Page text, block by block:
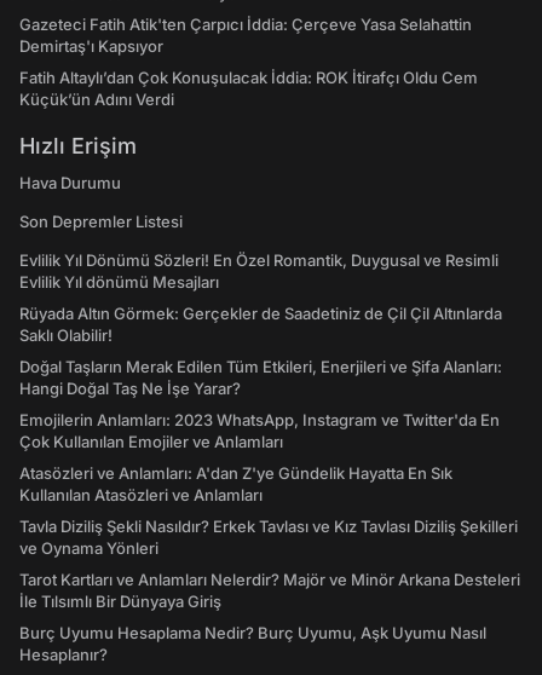
Gazeteci Fatih Atik'ten Çarpıcı İddia: Çerçeve Yasa Selahattin
Demirtaş'ı Kapsıyor
Fatih Altaylı’dan Çok Konuşulacak İddia: ROK İtirafçı Oldu Cem
Küçük’ün Adını Verdi
Hızlı Erişim
Hava Durumu
Son Depremler Listesi
Evlilik Yıl Dönümü Sözleri! En Özel Romantik, Duygusal ve Resimli
Evlilik Yıl dönümü Mesajları
Rüyada Altın Görmek: Gerçekler de Saadetiniz de Çil Çil Altınlarda
Saklı Olabilir!
Doğal Taşların Merak Edilen Tüm Etkileri, Enerjileri ve Şifa Alanları:
Hangi Doğal Taş Ne İşe Yarar?
Emojilerin Anlamları: 2023 WhatsApp, Instagram ve Twitter'da En
Çok Kullanılan Emojiler ve Anlamları
Atasözleri ve Anlamları: A'dan Z'ye Gündelik Hayatta En Sık
Kullanılan Atasözleri ve Anlamları
Tavla Diziliş Şekli Nasıldır? Erkek Tavlası ve Kız Tavlası Diziliş Şekilleri
ve Oynama Yönleri
Tarot Kartları ve Anlamları Nelerdir? Majör ve Minör Arkana Desteleri
İle Tılsımlı Bir Dünyaya Giriş
Burç Uyumu Hesaplama Nedir? Burç Uyumu, Aşk Uyumu Nasıl
Hesaplanır?